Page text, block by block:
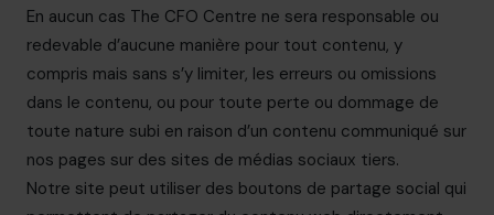
En aucun cas The CFO Centre ne sera responsable ou
redevable d’aucune manière pour tout contenu, y
compris mais sans s’y limiter, les erreurs ou omissions
dans le contenu, ou pour toute perte ou dommage de
toute nature subi en raison d’un contenu communiqué sur
nos pages sur des sites de médias sociaux tiers.
Notre site peut utiliser des boutons de partage social qui